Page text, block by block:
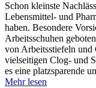
Schon kleinste
Lebensmittel- und
haben. Besondere
Arbeitsschuhen
von Arbeitsstiefeln und
vielseitigen Clog- und
es eine platzsparende
Mehr lesen